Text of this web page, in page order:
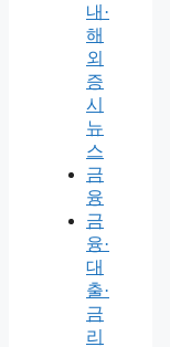
내·
해
외
증
시
뉴
스
금
융
금
융·
대
출·
금
리